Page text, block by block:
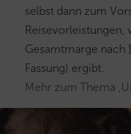
selbst dann zum
Reisevorleistungen,
Gesamtmarge nach
Fassung) ergibt.
Mehr zum Thema